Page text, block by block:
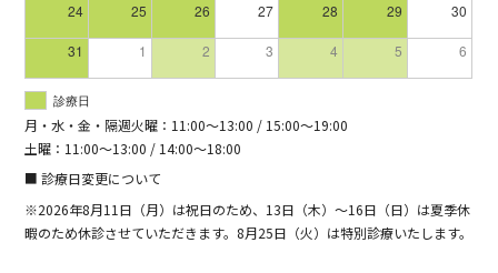
24 25 26 27 28 29 30
31 1 2 3 4 5 6
診療日
月・水・金・隔週火曜：11:00～13:00 / 15:00～19:00
土曜：11:00～13:00 / 14:00～18:00
■ 診療日変更について
※2026年8月11日（月）は祝日のため、13日（木）～16日（日）は夏季休
暇のため休診させていただきます。8月25日（火）は特別診療いたします。